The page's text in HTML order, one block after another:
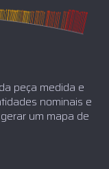
peça medida e
nominais e
um mapa de